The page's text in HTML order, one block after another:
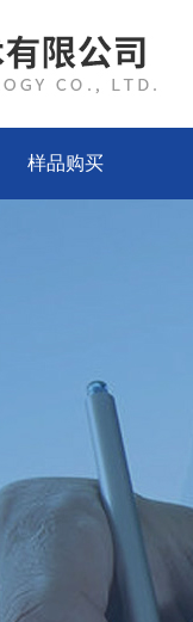
样品购买